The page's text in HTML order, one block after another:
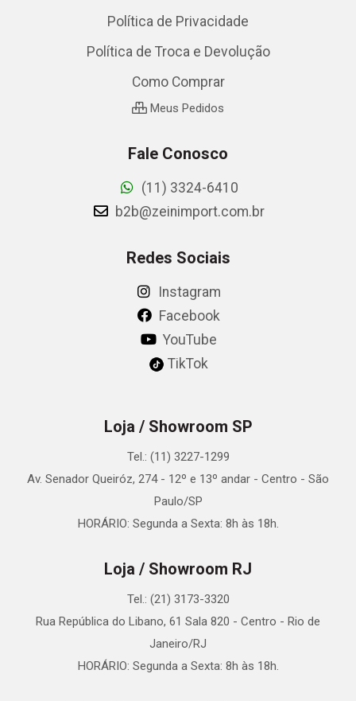
Política de Privacidade
Política de Troca e Devolução
Como Comprar
Meus Pedidos
Fale Conosco
(11) 3324-6410
b2b@zeinimport.com.br
Redes Sociais
Instagram
Facebook
YouTube
TikTok
Loja / Showroom SP
Tel.: (11) 3227-1299
Av. Senador Queiróz, 274 - 12º e 13º andar - Centro - São
Paulo/SP
HORÁRIO: Segunda a Sexta: 8h às 18h.
Loja / Showroom RJ
Tel.: (21) 3173-3320
Rua República do Libano, 61 Sala 820 - Centro - Rio de
Janeiro/RJ
HORÁRIO: Segunda a Sexta: 8h às 18h.